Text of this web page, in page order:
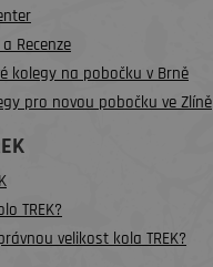
Recenze
kolegy na pobočku v Brně
pro novou pobočku ve Zlíně
TREK?
velikost kola TREK?